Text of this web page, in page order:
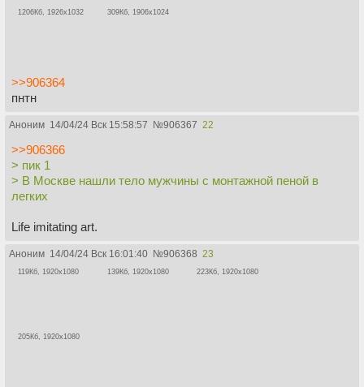
1206Кб, 1926x1032 309Кб, 1906x1024
>>906364
пнтн
Аноним 14/04/24 Вск 15:58:57 №906367 22
>>906366
> пик 1
> В Москве нашли тело мужчины с монтажной пеной в
легких
Life imitating art.
Аноним 14/04/24 Вск 16:01:40 №906368 23
119Кб, 1920x1080 139Кб, 1920x1080 223Кб, 1920x1080
205Кб, 1920x1080